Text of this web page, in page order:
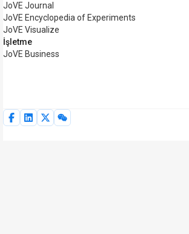
JoVE Journal
JoVE Encyclopedia of Experiments
JoVE Visualize
İşletme
JoVE Business